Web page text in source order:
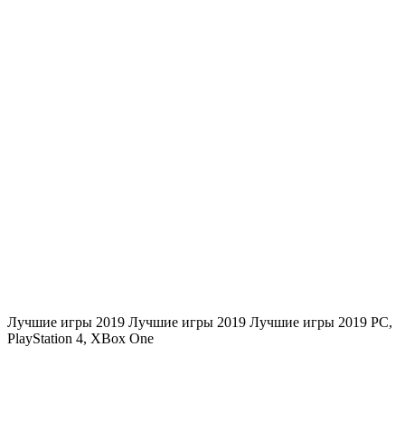
Лучшие игры 2019 Лучшие игры 2019 Лучшие игры 2019 PC,
PlayStation 4, XBox One